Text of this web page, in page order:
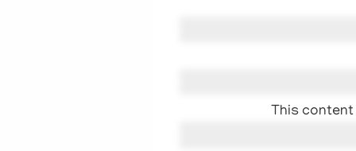
This